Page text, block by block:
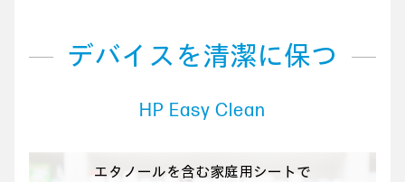
デバイスを清潔に保つ
HP Easy Clean
エタノールを含む家庭用シートで